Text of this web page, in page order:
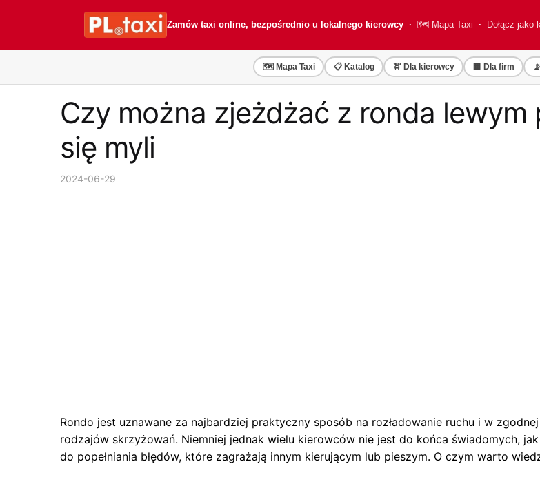
Zamów taxi online, bezpośrednio u lokalnego kierowcy · 🗺️ Mapa Taxi · Dołącz jako
🗺️ Mapa Taxi 📋 Katalog 🚖 Dla kierowcy 🏢 Dla firm
Czy można zjeżdżać z ronda lewym
się myli
2024-06-29
Rondo jest uznawane za najbardziej praktyczny sposób na rozładowanie ruchu i w
rodzajów skrzyżowań. Niemniej jednak wielu kierowców nie jest do końca świadomych,
do popełniania błędów, które zagrażają innym kierującym lub pieszym. O czym warto